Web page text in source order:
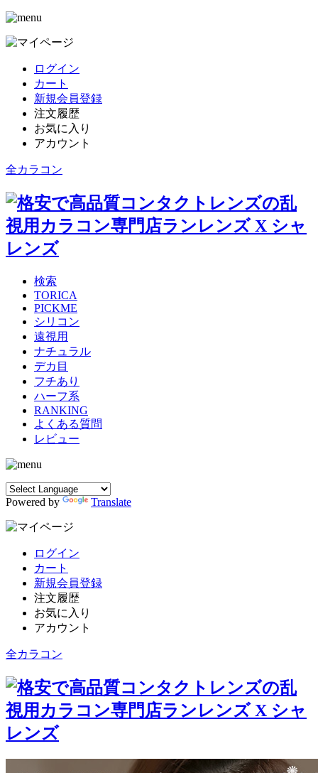
ログイン
カート
新規会員登録
注文履歴
お気に入り
アカウント
全カラコン
検索
TORICA
PICKME
シリコン
遠視用
ナチュラル
デカ目
フチあり
ハーフ系
RANKING
よくある質問
レビュー
Powered by Translate
ログイン
カート
新規会員登録
注文履歴
お気に入り
アカウント
全カラコン